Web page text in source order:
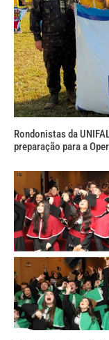
Rondonistas da
preparação para a